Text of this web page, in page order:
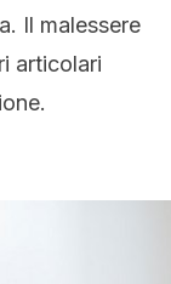
Il malessere
articolari